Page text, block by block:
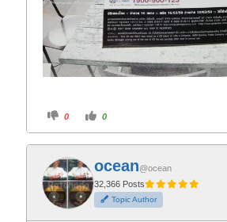
C
i
f
o
r
t
h
u
m
0
C
i
o
t
h
u
m
0
ocean@ocean
32,366 Posts
Topic Author